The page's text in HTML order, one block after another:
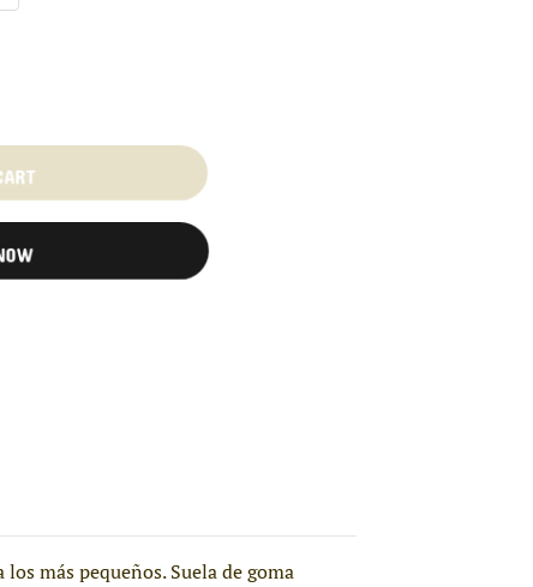
más pequeños. Suela de goma